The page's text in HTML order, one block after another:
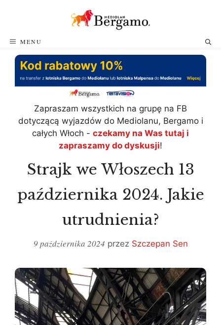
MENU
Zapraszam wszystkich na grupę na FB
dotyczącą wyjazdów do Mediolanu, Bergamo i
całych Włoch - czekamy na Was tutaj i
zapraszamy do dyskusji!
Strajk we Włoszech 13
października 2024. Jakie
utrudnienia?
9 października 2024 przez Szczepan Sen